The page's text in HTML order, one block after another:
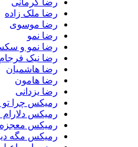
رضا کرمانی
رضا ملک زاده
رضا موسوی
رضا نمو
رضا نمو و سکسکه
رضا نیک فرجام
رضا هاشمیان
رضا هامون
رضا یزدانی
رمیکس چرا تو از
رمیکس دلارام از
رمیکس معجزه اینه
رمیکس مگه دیوونه